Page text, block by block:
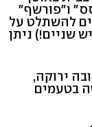
ו"פורשף"
להשתלט על
שניים!) ניתן
ירוקה,
בטעמים